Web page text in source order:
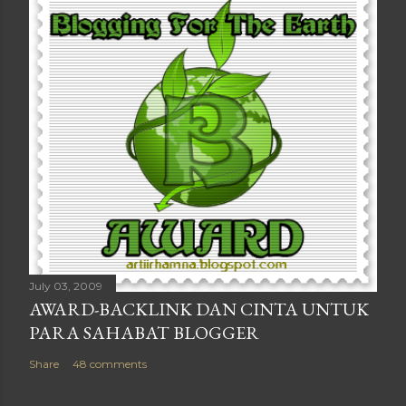
July 03, 2009
AWARD-BACKLINK DAN CINTA UNTUK
PARA SAHABAT BLOGGER
Share 48 comments